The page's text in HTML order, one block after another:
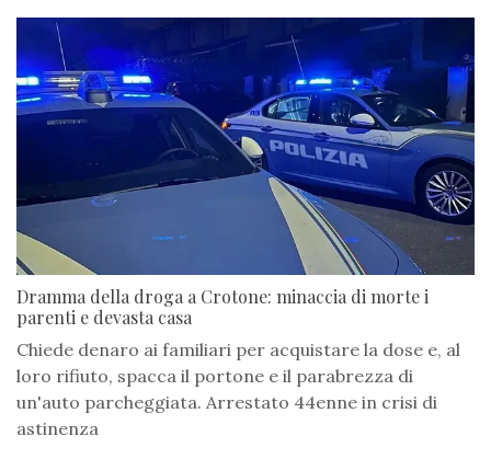
Dramma della droga a Crotone: minaccia di morte i
parenti e devasta casa
Chiede denaro ai familiari per acquistare la dose e, al
loro rifiuto, spacca il portone e il parabrezza di
un'auto parcheggiata. Arrestato 44enne in crisi di
astinenza